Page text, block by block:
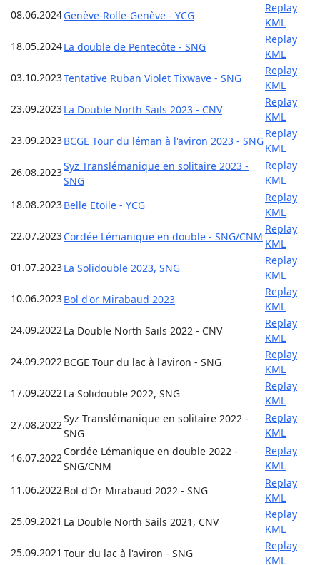
08.06.2024Genève-Rolle-Genève - YCG
Replay
KML
18.05.2024La double de Pentecôte - SNG
Replay
KML
03.10.2023Tentative Ruban Violet Tixwave - SNG
Replay
KML
23.09.2023La Double North Sails 2023 - CNV
Replay
KML
23.09.2023BCGE Tour du léman à l'aviron 2023 - SNG
Replay
KML
26.08.2023Syz Translémanique en solitaire 2023 -
SNG
Replay
KML
18.08.2023Belle Etoile - YCG
Replay
KML
22.07.2023Cordée Lémanique en double - SNG/CNM
Replay
KML
01.07.2023La Solidouble 2023, SNG
Replay
KML
10.06.2023Bol d'or Mirabaud 2023
Replay
KML
24.09.2022La Double North Sails 2022 - CNV
Replay
KML
24.09.2022BCGE Tour du lac à l'aviron - SNG
Replay
KML
17.09.2022La Solidouble 2022, SNG
Replay
KML
27.08.2022Syz Translémanique en solitaire 2022 -
SNG
Replay
KML
16.07.2022Cordée Lémanique en double 2022 -
SNG/CNM
Replay
KML
11.06.2022Bol d'Or Mirabaud 2022 - SNG
Replay
KML
25.09.2021 La Double North Sails 2021, CNV
Replay
KML
25.09.2021 Tour du lac à l'aviron - SNG
Replay
KML